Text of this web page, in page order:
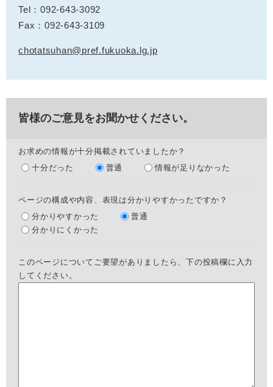
Tel：092-643-3092
Fax：092-643-3109
chotatsuhan@pref.fukuoka.lg.jp
皆様のご意見をお聞かせください。
お求めの情報が十分掲載されていましたか？
十分だった
普通 情報が足りなかった
ページの構成や内容、表現は分かりやすかったですか？
分かりやすかった
普通
分かりにくかった
このページについてご要望がありましたら、下の投稿欄に入力
してください。